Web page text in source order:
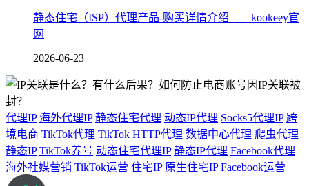
静态住宅（ISP）代理产品-购买详情介绍——kookeey官
网
2026-06-23
代理IP 海外代理IP 静态住宅代理 动态IP代理 Socks5代理IP 跨
境电商 TikTok代理 TikTok HTTP代理 数据中心代理 爬虫代理
静态IP TikTok养号 动态住宅代理IP 静态IP代理 Facebook代理
海外社媒营销 TikTok运营 住宅IP 原生住宅IP Facebook运营